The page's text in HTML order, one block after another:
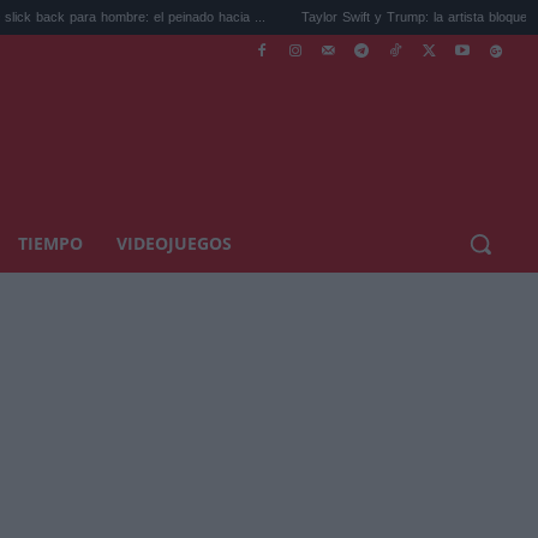
hombre: el peinado hacia ... Taylor Swift y Trump: la artista bloquea al presid...
TIEMPO VIDEOJUEGOS